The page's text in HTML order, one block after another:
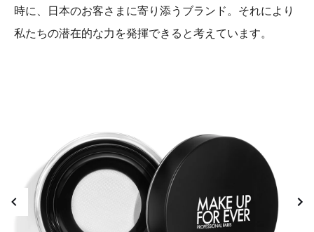
時に、日本のお客さまに寄り添うブランド。それにより
私たちの潜在的な力を発揮できると考えています。